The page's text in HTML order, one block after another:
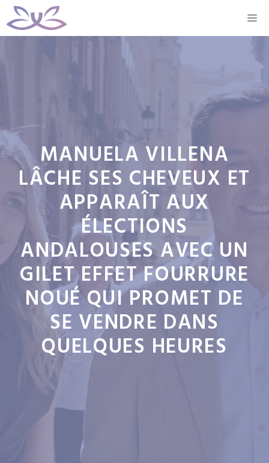
Aller
au
MANUELA VILLENA
LÂCHE SES CHEVEUX ET
APPARAÎT AUX
ÉLECTIONS
ANDALOUSES AVEC UN
GILET EFFET FOURRURE
NOUÉ QUI PROMET DE
SE VENDRE DANS
QUELQUES HEURES